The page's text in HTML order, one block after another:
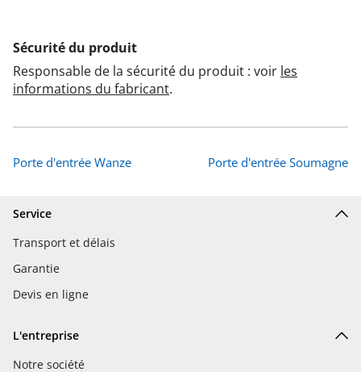
Sécurité du produit
Responsable de la sécurité du produit : voir les
informations du fabricant.
Porte d'entrée Wanze Porte d'entrée Soumagne
Service
Transport et délais
Garantie
Devis en ligne
L'entreprise
Notre société